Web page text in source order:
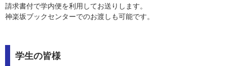
請求書付で学内便を利用してお送りします。
神楽坂ブックセンターでのお渡しも可能です。
学生の皆様